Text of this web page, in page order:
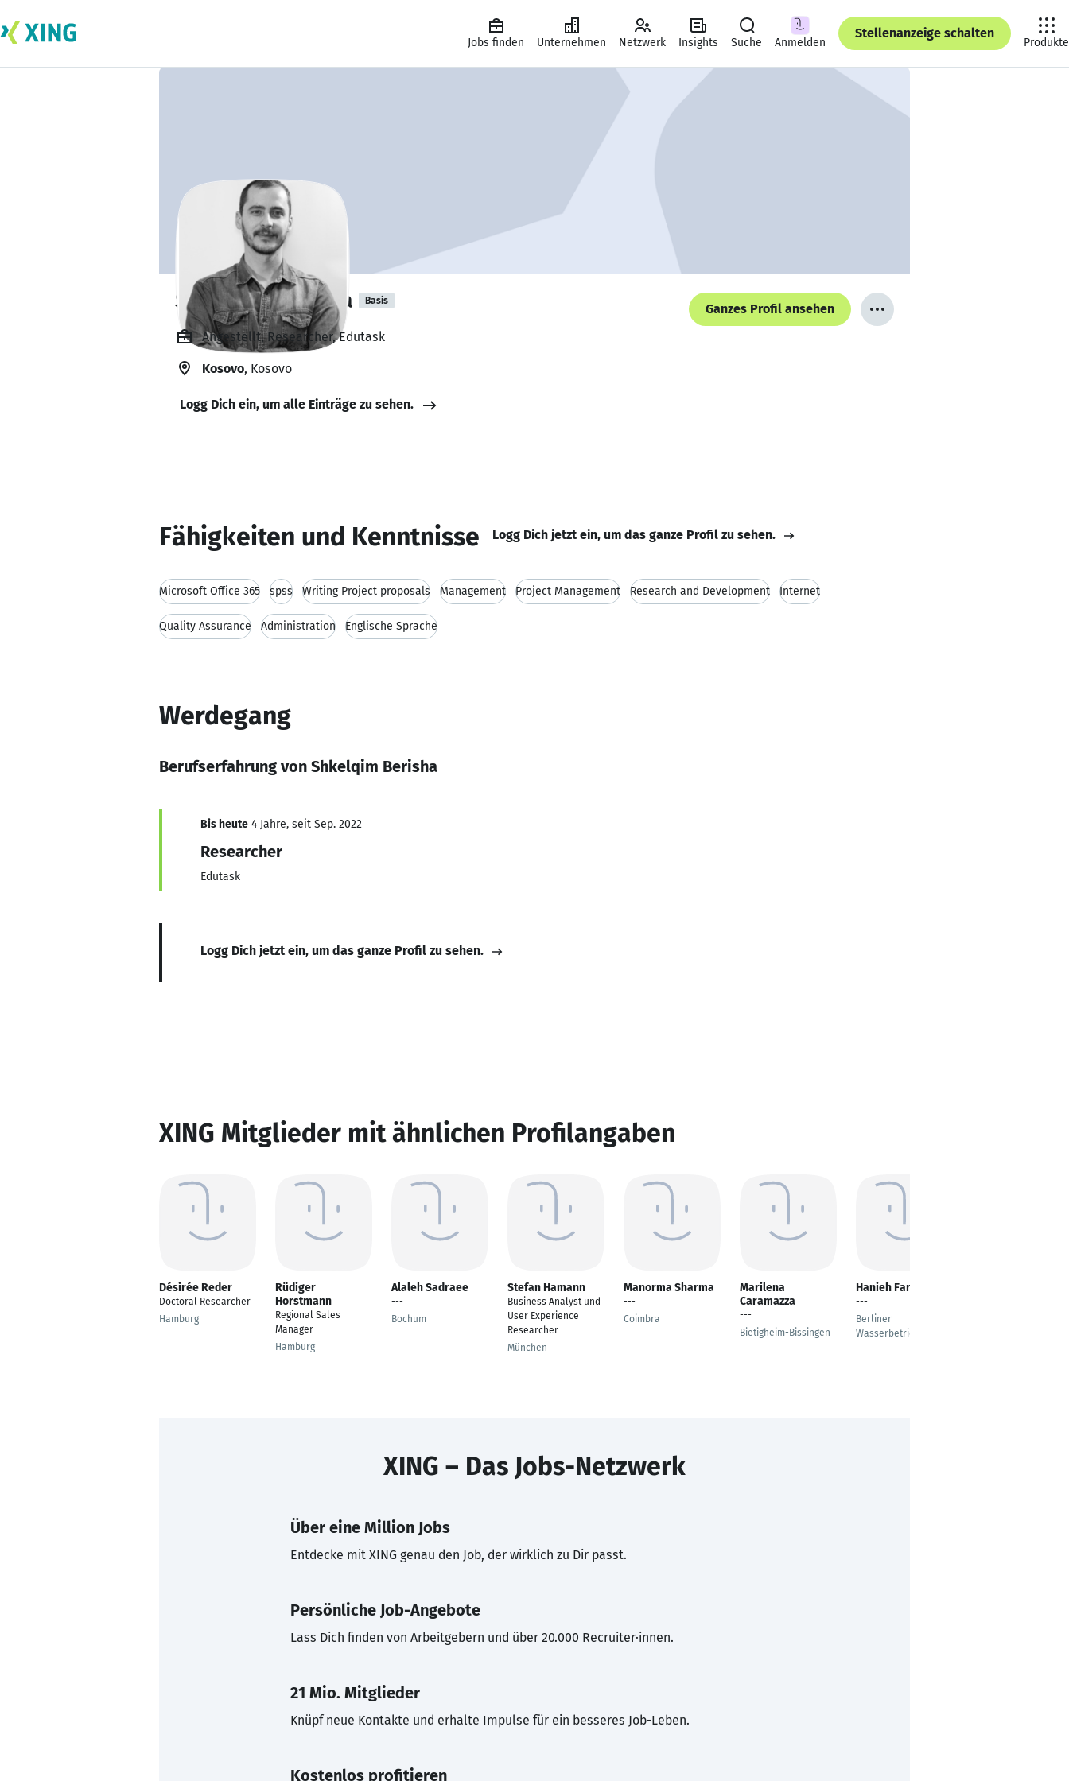
Jobs finden Unternehmen Netzwerk Insights Suche Anmelden
Stellenanzeige schalten
Produkte
Shkelqim Berisha Basis
Ganzes Profil ansehen
Angestellt, Researcher, Edutask
Kosovo, Kosovo
Logg Dich ein, um alle Einträge zu sehen.
Fähigkeiten und Kenntnisse Logg Dich jetzt ein, um das ganze Profil zu sehen.
Microsoft Office 365 spss Writing Project proposals Management Project Management Research and Development Internet
Quality Assurance Administration Englische Sprache
Werdegang
Berufserfahrung von Shkelqim Berisha
Bis heute 4 Jahre, seit Sep. 2022
Researcher
Edutask
Logg Dich jetzt ein, um das ganze Profil zu sehen.
XING Mitglieder mit ähnlichen Profilangaben
Désirée Reder
Doctoral Researcher
Hamburg
Rüdiger
Horstmann
Regional Sales
Manager
Hamburg
Alaleh Sadraee
---
Bochum
Stefan Hamann
Business Analyst und
User Experience
Researcher
München
Manorma Sharma
---
Coimbra
Marilena
Caramazza
---
Bietigheim-Bissingen
Hanieh Farzaneh
---
Berliner
Wasserbetrieb
XING – Das Jobs-Netzwerk
Über eine Million Jobs
Entdecke mit XING genau den Job, der wirklich zu Dir passt.
Persönliche Job-Angebote
Lass Dich finden von Arbeitgebern und über 20.000 Recruiter·innen.
21 Mio. Mitglieder
Knüpf neue Kontakte und erhalte Impulse für ein besseres Job-Leben.
Kostenlos profitieren